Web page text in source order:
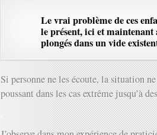
Le vrai problème de ces
le présent, ici et maintenant
plongés dans un vide
Si personne ne les écoute, la situation
poussant dans les cas extrême jusqu’à